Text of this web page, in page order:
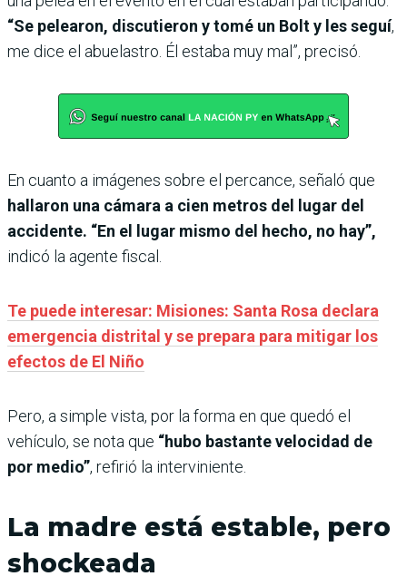
“Se pelearon, discutieron y tomé un Bolt y les seguí,
me dice el abuelastro. Él estaba muy mal”, precisó.
En cuanto a imágenes sobre el percance, señaló que
hallaron una cámara a cien metros del lugar del
accidente. “En el lugar mismo del hecho, no hay”,
indicó la agente fiscal.
Te puede interesar: Misiones: Santa Rosa declara
emergencia distrital y se prepara para mitigar los
efectos de El Niño
Pero, a simple vista, por la forma en que quedó el
vehículo, se nota que “hubo bastante velocidad de
por medio”, refirió la interviniente.
La madre está estable, pero
shockeada